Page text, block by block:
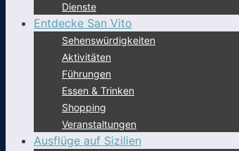
Dienste
Entdecke San Vito
Sehenswürdigkeiten
Aktivitäten
Führungen
Essen & Trinken
Shopping
Veranstaltungen
Ausflüge auf Sizilien